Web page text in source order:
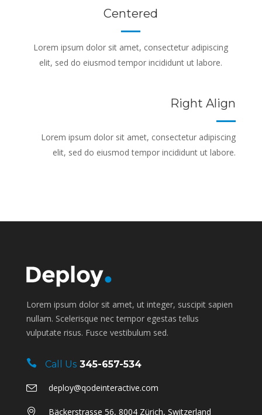
Centered
Lorem ipsum dolor sit amet, consectetur adipiscing
elit, sed do eiusmod tempor incididunt ut labore.
Right Align
Lorem ipsum dolor sit amet, consectetur adipiscing
elit, sed do eiusmod tempor incididunt ut labore.
Lorem ipsum dolor sit amet, ut integer, suscipit sapien
nullam. Scelerisque nec tempor egestas tellus
vulputate risus. Fusce vestibulum sed.
Call Us 345-657-534
deploy@qodeinteractive.com
Bäckerstrasse 56, 8004 Zürich, Switzerland